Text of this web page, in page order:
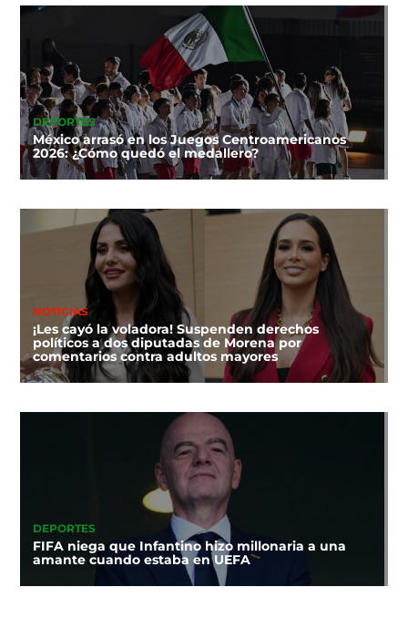
DEPORTES
México arrasó en los Juegos Centroamericanos
2026: ¿Cómo quedó el medallero?
NOTICIAS
¡Les cayó la voladora! Suspenden derechos
políticos a dos diputadas de Morena por
comentarios contra adultos mayores
DEPORTES
FIFA niega que Infantino hizo millonaria a una
amante cuando estaba en UEFA